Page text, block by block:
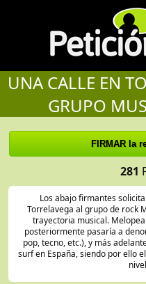
UNA CALLE EN
GRUPO
281
Los abajo firmantes
Torrelavega al grupo de rock
trayectoria musical.
posteriormente pasaría a
pop, tecno, etc.), y más
surf en España, siendo por ello